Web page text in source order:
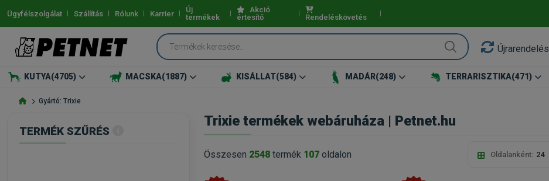
Ügyfélszolgálat Szállítás Rólunk Karrier
Új
termékek
Akció
értesítő
Rendeléskövetés
Újrarendelés
KUTYA(4705) MACSKA(1887) KISÁLLAT(584) MADÁR(248) TERRARISZTIKA(471)
Gyártó: Trixie
Trixie termékek webáruháza | Petnet.hu
Összesen 2548 termék 107 oldalon Oldalanként: 24
TERMÉK SZŰRÉS